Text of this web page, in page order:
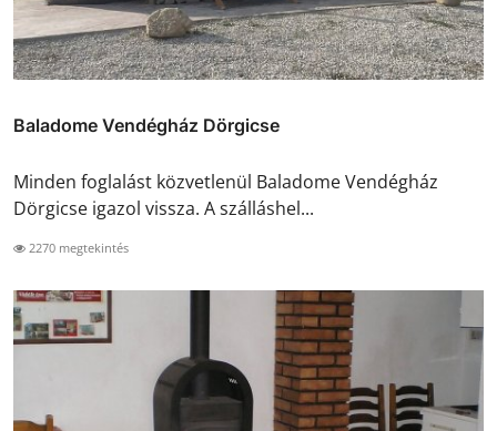
Baladome Vendégház Dörgicse
Minden foglalást közvetlenül Baladome Vendégház
Dörgicse igazol vissza. A szálláshel...
2270 megtekintés